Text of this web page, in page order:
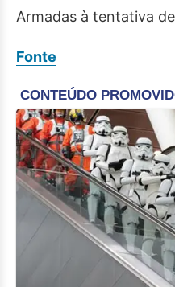
Armadas à tentativa
Fonte